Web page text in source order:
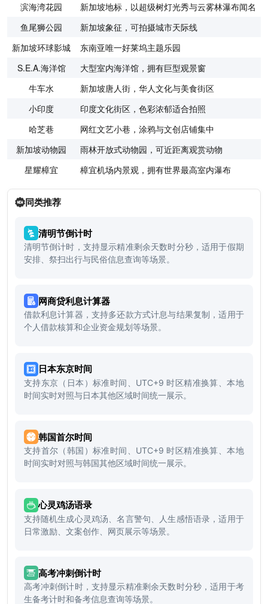
滨海湾花园
新加坡地标，以超级树灯光秀与云雾林瀑布闻名
鱼尾狮公园
新加坡象征，可拍摄城市天际线
新加坡环球影城
东南亚唯一好莱坞主题乐园
S.E.A.海洋馆
大型室内海洋馆，拥有巨型观景窗
牛车水
新加坡唐人街，华人文化与美食街区
小印度
印度文化街区，色彩浓郁适合拍照
哈芝巷
网红文艺小巷，涂鸦与文创店铺集中
新加坡动物园
雨林开放式动物园，可近距离观赏动物
星耀樟宜
樟宜机场内景观，拥有世界最高室内瀑布
同类推荐
清明节倒计时
清明节倒计时，支持显示精准剩余天数时分秒，适用于假期
安排、祭扫出行与民俗信息查询等场景。
网商贷利息计算器
借款利息计算器，支持多还款方式计息与结果复制，适用于
个人借款核算和企业资金规划等场景。
日本东京时间
支持东京（日本）标准时间、UTC+9 时区精准换算、本地
时间实时对照与日本其他区域时间统一展示。
韩国首尔时间
支持首尔（韩国）标准时间、UTC+9 时区精准换算、本地
时间实时对照与韩国其他区域时间统一展示。
心灵鸡汤语录
支持随机生成心灵鸡汤、名言警句、人生感悟语录，适用于
日常激励、文案创作、网页展示等场景。
高考冲刺倒计时
高考冲刺倒计时，支持显示精准剩余天数时分秒，适用于考
生备考计时和备考信息查询等场景。